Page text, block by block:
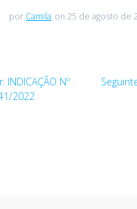
por Camila on 25 de agosto de
Post
anterior:
INDICAÇÃO Nº
2022